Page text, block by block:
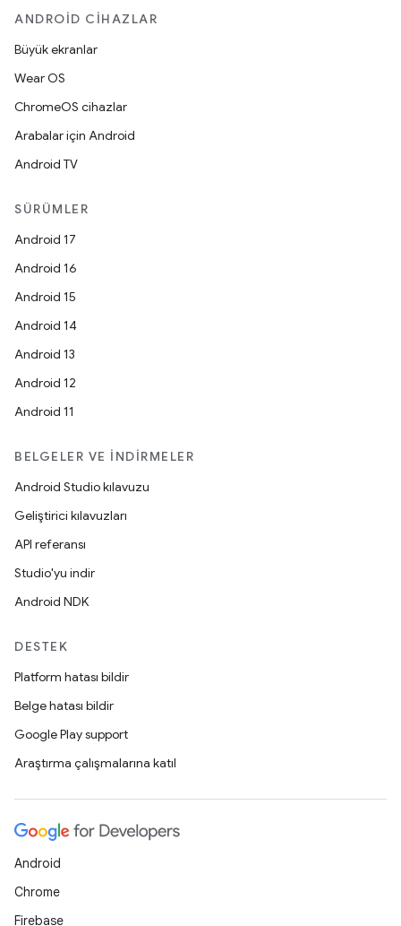
ANDROID CIHAZLAR
Büyük ekranlar
Wear OS
ChromeOS cihazlar
Arabalar için Android
Android TV
SÜRÜMLER
Android 17
Android 16
Android 15
Android 14
Android 13
Android 12
Android 11
BELGELER VE İNDIRMELER
Android Studio kılavuzu
Geliştirici kılavuzları
API referansı
Studio'yu indir
Android NDK
DESTEK
Platform hatası bildir
Belge hatası bildir
Google Play support
Araştırma çalışmalarına katıl
Android
Chrome
Firebase